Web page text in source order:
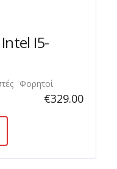
I5-
Φορητοί
€329.00